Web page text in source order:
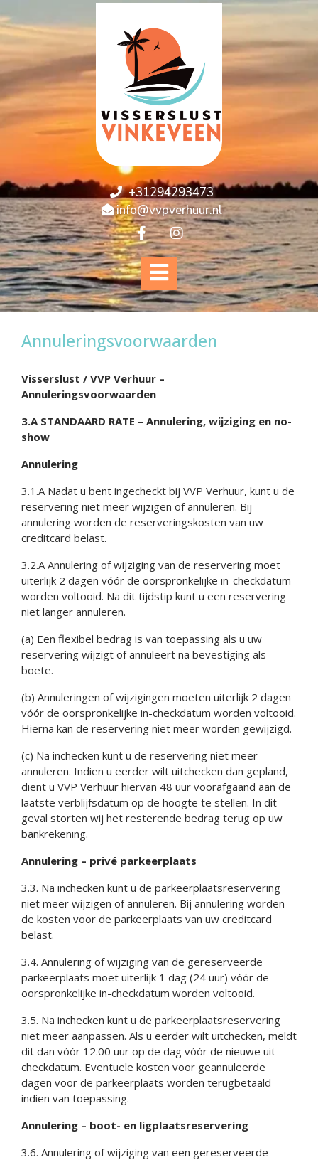
+31294293473
info@vvpverhuur.nl
Annuleringsvoorwaarden
Visserslust / VVP Verhuur –
Annuleringsvoorwaarden
3.A STANDAARD RATE – Annulering, wijziging en no-
show
Annulering
3.1.A Nadat u bent ingecheckt bij VVP Verhuur, kunt u de
reservering niet meer wijzigen of annuleren. Bij
annulering worden de reserveringskosten van uw
creditcard belast.
3.2.A Annulering of wijziging van de reservering moet
uiterlijk 2 dagen vóór de oorspronkelijke in-checkdatum
worden voltooid. Na dit tijdstip kunt u een reservering
niet langer annuleren.
(a) Een flexibel bedrag is van toepassing als u uw
reservering wijzigt of annuleert na bevestiging als
boete.
(b) Annuleringen of wijzigingen moeten uiterlijk 2 dagen
vóór de oorspronkelijke in-checkdatum worden voltooid.
Hierna kan de reservering niet meer worden gewijzigd.
(c) Na inchecken kunt u de reservering niet meer
annuleren. Indien u eerder wilt uitchecken dan gepland,
dient u VVP Verhuur hiervan 48 uur voorafgaand aan de
laatste verblijfsdatum op de hoogte te stellen. In dit
geval storten wij het resterende bedrag terug op uw
bankrekening.
Annulering – privé parkeerplaats
3.3. Na inchecken kunt u de parkeerplaatsreservering
niet meer wijzigen of annuleren. Bij annulering worden
de kosten voor de parkeerplaats van uw creditcard
belast.
3.4. Annulering of wijziging van de gereserveerde
parkeerplaats moet uiterlijk 1 dag (24 uur) vóór de
oorspronkelijke in-checkdatum worden voltooid.
3.5. Na inchecken kunt u de parkeerplaatsreservering
niet meer aanpassen. Als u eerder wilt uitchecken, meldt
dit dan vóór 12.00 uur op de dag vóór de nieuwe uit-
checkdatum. Eventuele kosten voor geannuleerde
dagen voor de parkeerplaats worden terugbetaald
indien van toepassing.
Annulering – boot- en ligplaatsreservering
3.6. Annulering of wijziging van een gereserveerde